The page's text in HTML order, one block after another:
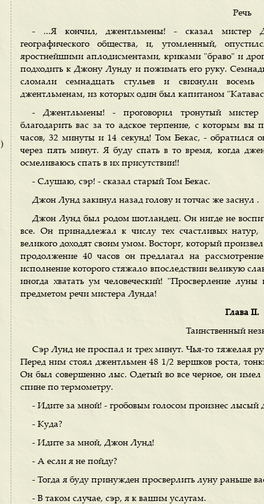
Речь
- ...Я кончил, джентльмены! - сказал мистер
географического общества, и, утомленный,
яростнейшими аплодисментами, криками "браво" и
подходить к Джону Лунду и пожимать его руку.
сломали семнадцать стульев и свихнули
джентльменам, из которых один был капитаном
- Джентльмены! - проговорил тронутый
благодарить вас за то адское терпение, с которым
часов, 32 минуты и 14 секунд! Том Бекас, - обратился
через пять минут. Я буду спать в то время, когда
осмеливаюсь спать в их присутствии!!
- Слушаю, сэр! - сказал старый Том Бекас.
Джон Лунд закинул назад голову и тотчас же заснул .
Джон Лунд был родом шотландец. Он нигде не
все. Он принадлежал к числу тех счастливых
великого доходят своим умом. Восторг, который
продолжение 40 часов он предлагал на
исполнение которого стяжало впоследствии великую
иногда хватать ум человеческий! "Просверление
предметом речи мистера Лунда!
Глава II.
Таинственный
Сэр Лунд не проспал и трех минут. Чья-то тяжелая
Перед ним стоял джентльмен 48 1/2 вершков роста,
Он был совершенно лыс. Одетый во все черное, он
спине по термометру.
- Идите за мной! - гробовым голосом произнес лысый
- Куда?
- Идите за мной, Джон Лунд!
- А если я не пойду?
- Тогда я буду принужден просверлить луну раньше
- В таком случае, сэр, я к вашим услугам.